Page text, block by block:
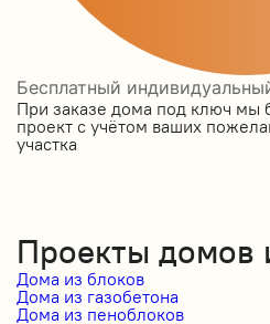
Бесплатный
При заказе дома под ключ мы
проект с учётом ваших
участка
Проекты домов
Дома из блоков
Дома из газобетона
Дома из пеноблоков